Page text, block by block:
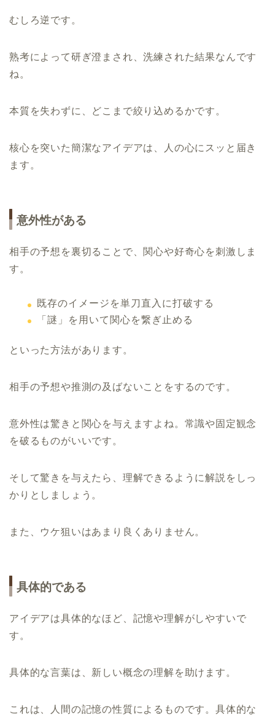
むしろ逆です。
熟考によって研ぎ澄まされ、洗練された結果なんです
ね。
本質を失わずに、どこまで絞り込めるかです。
核心を突いた簡潔なアイデアは、人の心にスッと届き
ます。
意外性がある
相手の予想を裏切ることで、関心や好奇心を刺激しま
す。
既存のイメージを単刀直入に打破する
「謎」を用いて関心を繋ぎ止める
といった方法があります。
相手の予想や推測の及ばないことをするのです。
意外性は驚きと関心を与えますよね。常識や固定観念
を破るものがいいです。
そして驚きを与えたら、理解できるように解説をしっ
かりとしましょう。
また、ウケ狙いはあまり良くありません。
具体的である
アイデアは具体的なほど、記憶や理解がしやすいで
す。
具体的な言葉は、新しい概念の理解を助けます。
これは、人間の記憶の性質によるものです。具体的な